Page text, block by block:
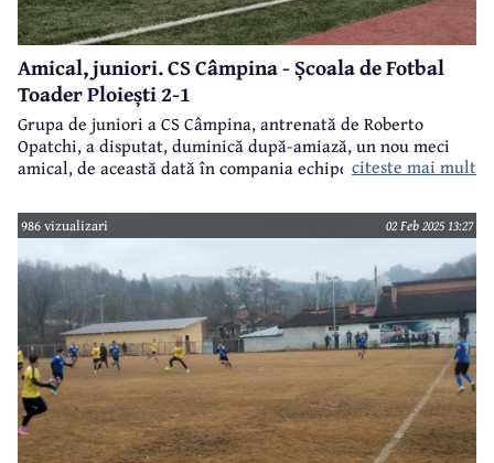
Amical, juniori. CS Câmpina - Școala de Fotbal
Toader Ploiești 2-1
Grupa de juniori a CS Câmpina, antrenată de Roberto
Opatchi, a disputat, duminică după-amiază, un nou meci
amical, de această dată în compania echipei similare a
citeste mai mult
986 vizualizari 02 Feb 2025 13:27